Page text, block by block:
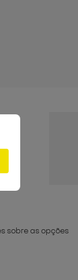
sobre as opções